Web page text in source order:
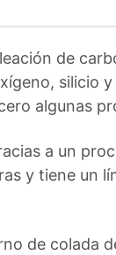
de
silicio
algunas
a un
y tiene un
de colada